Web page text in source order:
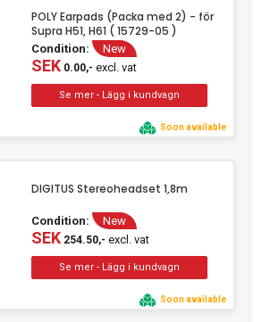
POLY Earpads (Packa med 2) - för
Supra H51, H61 ( 15729-05 )
Condition: New
SEK0.00,- excl. vat
Soon available
DIGITUS Stereoheadset 1,8m
Condition: New
SEK254.50,- excl. vat
Soon available